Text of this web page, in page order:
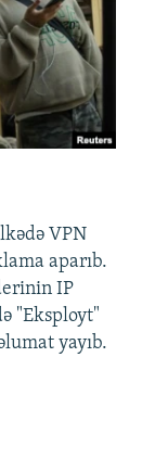
VPN
aparıb.
IP
"Eksployt"
yayıb.